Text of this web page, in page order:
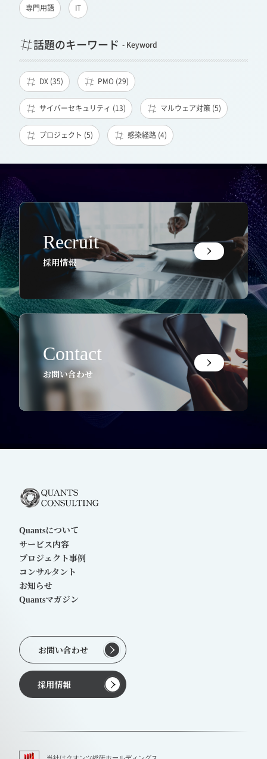
専門用語 IT
話題のキーワード
DX (35) PMO (29)
サイバーセキュリティ (13) マルウェア対策 (5)
プロジェクト (5) 感染経路 (4)
Recruit
採用情報
Contact
お問い合わせ
Quantsについて
サービス内容
プロジェクト事例
コンサルタント
お知らせ
Quantsマガジン
お問い合わせ
採用情報